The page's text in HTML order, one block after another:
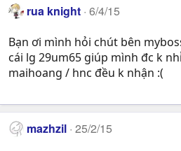
rua knight 6/4/15
Bạn ơi mình hỏi chút bên
cái lg 29um65 giúp mình đc k
maihoang / hnc đều k nhận :(
mazhzil 25/2/15